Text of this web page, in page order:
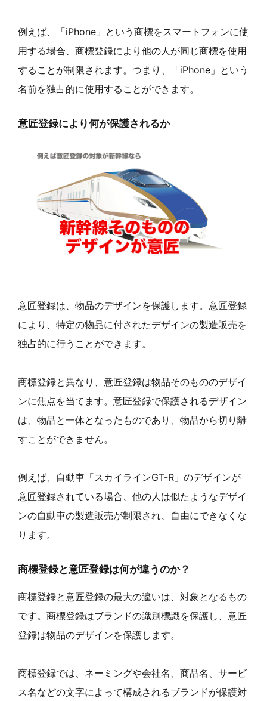
例えば、「iPhone」という商標をスマートフォンに使
用する場合、商標登録により他の人が同じ商標を使用
することが制限されます。つまり、「iPhone」という
名前を独占的に使用することができます。
意匠登録により何が保護されるか
意匠登録は、物品のデザインを保護します。意匠登録
により、特定の物品に付されたデザインの製造販売を
独占的に行うことができます。
商標登録と異なり、意匠登録は物品そのもののデザイ
ンに焦点を当てます。意匠登録で保護されるデザイン
は、物品と一体となったものであり、物品から切り離
すことができません。
例えば、自動車「スカイラインGT-R」のデザインが
意匠登録されている場合、他の人は似たようなデザイ
ンの自動車の製造販売が制限され、自由にできなくな
ります。
商標登録と意匠登録は何が違うのか？
商標登録と意匠登録の最大の違いは、対象となるもの
です。商標登録はブランドの識別標識を保護し、意匠
登録は物品のデザインを保護します。
商標登録では、ネーミングや会社名、商品名、サービ
ス名などの文字によって構成されるブランドが保護対